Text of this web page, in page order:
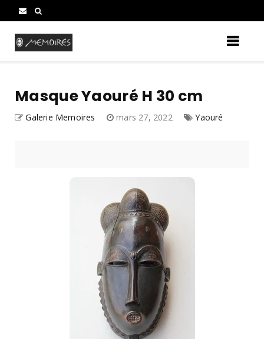
Masque Yaouré H 30 cm
Galerie Memoires mars 27, 2022 Yaouré